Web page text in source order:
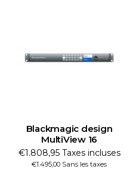
Blackmagic design
MultiView 16
€1.808,95 Taxes incluses
€1.495,00 Sans les taxes